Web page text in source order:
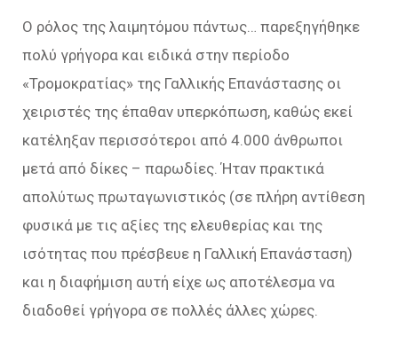
Ο ρόλος της λαιμητόμου πάντως… παρεξηγήθηκε
πολύ γρήγορα και ειδικά στην περίοδο
«Τρομοκρατίας» της Γαλλικής Επανάστασης οι
χειριστές της έπαθαν υπερκόπωση, καθώς εκεί
κατέληξαν περισσότεροι από 4.000 άνθρωποι
μετά από δίκες – παρωδίες. Ήταν πρακτικά
απολύτως πρωταγωνιστικός (σε πλήρη αντίθεση
φυσικά με τις αξίες της ελευθερίας και της
ισότητας που πρέσβευε η Γαλλική Επανάσταση)
και η διαφήμιση αυτή είχε ως αποτέλεσμα να
διαδοθεί γρήγορα σε πολλές άλλες χώρες.